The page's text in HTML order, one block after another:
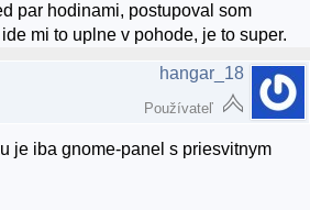
par hodinami, postupoval som
ide mi to uplne v pohode, je to super.
hangar_18
Používateľ
je iba gnome-panel s priesvitnym